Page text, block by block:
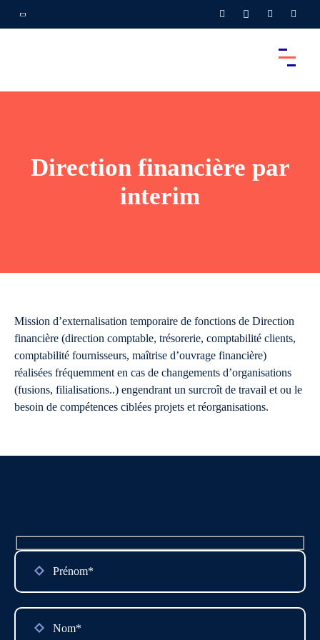
Direction financière par
interim
Mission d’externalisation temporaire de fonctions de Direction
financière (direction comptable, trésorerie, comptabilité clients,
comptabilité fournisseurs, maîtrise d’ouvrage financière)
réalisées fréquemment en cas de changements d’organisations
(fusions, filialisations..) engendrant un surcroît de travail et ou le
besoin de compétences ciblées projets et réorganisations.